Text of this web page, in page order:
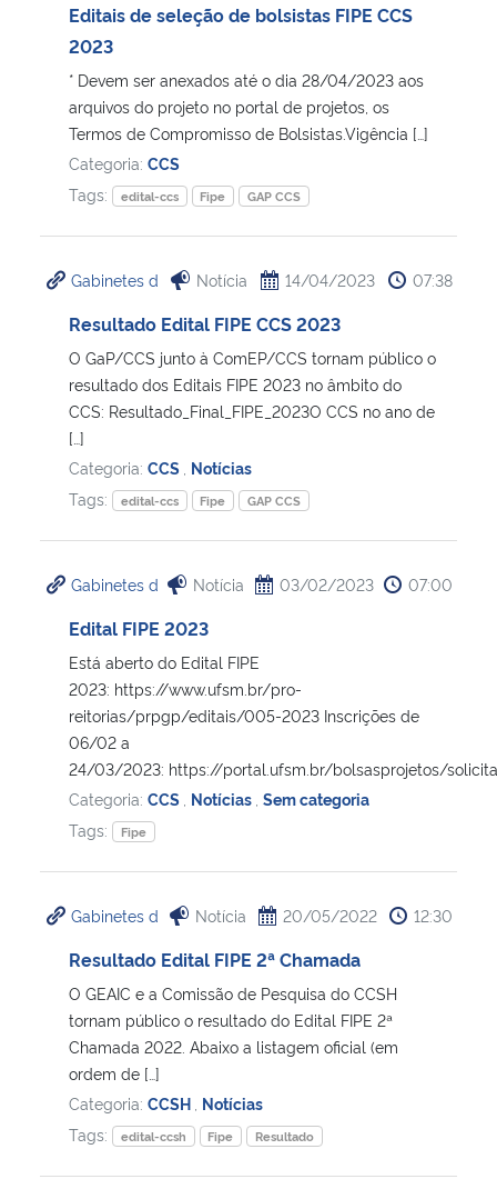
Editais de seleção de bolsistas FIPE CCS
2023
* Devem ser anexados até o dia 28/04/2023 aos
arquivos do projeto no portal de projetos, os
Termos de Compromisso de Bolsistas.Vigência […]
Categoria: CCS
Tags:
edital-ccs Fipe GAP CCS
Gabinetes d Notícia 14/04/2023 07:38
Resultado Edital FIPE CCS 2023
O GaP/CCS junto à ComEP/CCS tornam público o
resultado dos Editais FIPE 2023 no âmbito do
CCS: Resultado_Final_FIPE_2023O CCS no ano de
[…]
Categoria: CCS Notícias
Tags:
edital-ccs Fipe GAP CCS
Gabinetes d Notícia 03/02/2023 07:00
Edital FIPE 2023
Está aberto do Edital FIPE
2023: https://www.ufsm.br/pro-
reitorias/prpgp/editais/005-2023 Inscrições de
06/02 a
24/03/2023: https://portal.ufsm.br/bolsasprojetos/
Categoria: CCS Notícias Sem categoria
Tags:
Fipe
Gabinetes d Notícia 20/05/2022 12:30
Resultado Edital FIPE 2ª Chamada
O GEAIC e a Comissão de Pesquisa do CCSH
tornam público o resultado do Edital FIPE 2ª
Chamada 2022. Abaixo a listagem oficial (em
ordem de […]
Categoria: CCSH Notícias
Tags:
edital-ccsh Fipe Resultado